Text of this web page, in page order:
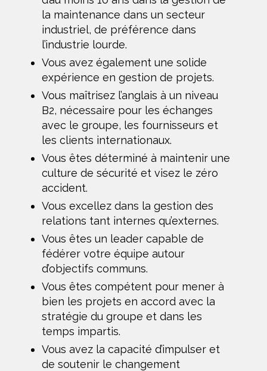
la maintenance dans un secteur
industriel, de préférence dans
l’industrie lourde.
Vous avez également une solide
expérience en gestion de projets.
Vous maîtrisez l’anglais à un niveau
B2, nécessaire pour les échanges
avec le groupe, les fournisseurs et
les clients internationaux.
Vous êtes déterminé à maintenir une
culture de sécurité et visez le zéro
accident.
Vous excellez dans la gestion des
relations tant internes qu’externes.
Vous êtes un leader capable de
fédérer votre équipe autour
d’objectifs communs.
Vous êtes compétent pour mener à
bien les projets en accord avec la
stratégie du groupe et dans les
temps impartis.
Vous avez la capacité d’impulser et
de soutenir le changement